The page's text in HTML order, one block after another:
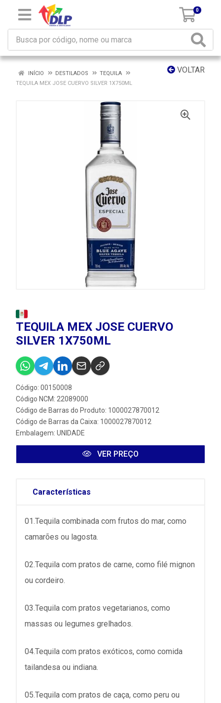
0
VOLTAR
INÍCIO DESTILADOS
TEQUILA
TEQUILA MEX JOSE CUERVO SILVER 1X750ML
TEQUILA MEX JOSE CUERVO
SILVER 1X750ML
Código: 00150008
Código NCM: 22089000
Código de Barras do Produto: 1000027870012
Código de Barras da Caixa: 1000027870012
Embalagem: UNIDADE
VER PREÇO
Características
01.Tequila combinada com frutos do mar, como
camarões ou lagosta.
02.Tequila com pratos de carne, como filé mignon
ou cordeiro.
03.Tequila com pratos vegetarianos, como
massas ou legumes grelhados.
04.Tequila com pratos exóticos, como comida
tailandesa ou indiana.
05.Tequila com pratos de caça, como peru ou